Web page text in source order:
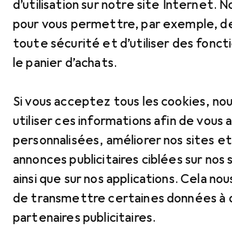
d’utilisation sur notre site Internet.
pour vous permettre, par exemple,
toute sécurité et d’utiliser des
le panier d’achats.
Si vous acceptez tous les cookies,
utiliser ces informations afin de
personnalisées, améliorer nos sites
annonces publicitaires ciblées sur
ainsi que sur nos applications. Cela
de transmettre certaines données à
partenaires publicitaires.
Accessoires pour Han
Ici, vous trouverez des accessoires
produit Han Plaque de soutien de la
cartes.
Pertinence
Liste des produits